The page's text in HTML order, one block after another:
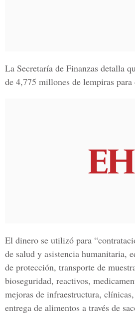
La Secretaría de Finanzas detalla
de 4,775 millones de lempiras
El dinero se utilizó para
de salud y asistencia humanitaria,
de protección, transporte de
bioseguridad, reactivos,
mejoras de infraestructura,
entrega de alimentos a través de